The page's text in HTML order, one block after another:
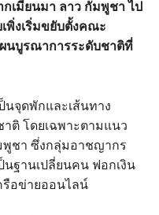
เมียนมา ลาว กัมพูชา ไป
พิ่งเริ่มขยับตั้งคณะ
นบูรณาการระดับชาติที่
และเส้นทาง
ติ โดยเฉพาะตามแนว
พูชา ซึ่งกลุ่มอาชญากร
นฐานเปลี่ยนคน ฟอกเงิน
รือข่ายออนไลน์